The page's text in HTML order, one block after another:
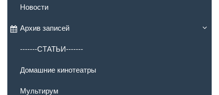
Новости
Архив записей
-------СТАТЬИ-------
Домашние кинотеатры
Мультирум